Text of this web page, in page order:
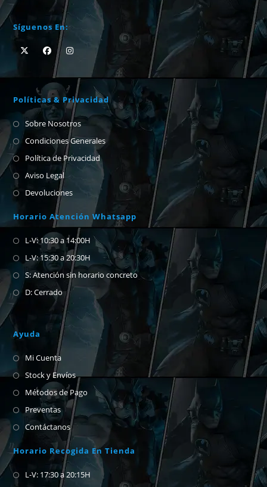
Síguenos En:
Políticas & Privacidad
Sobre Nosotros
Condiciones Generales
Política de Privacidad
Aviso Legal
Devoluciones
Horario Atención Whatsapp
L-V: 10:30 a 14:00H
L-V: 15:30 a 20:30H
S: Atención sin horario concreto
D: Cerrado
Ayuda
Mi Cuenta
Stock y Envíos
Métodos de Pago
Preventas
Contáctanos
Horario Recogida En Tienda
L-V: 17:30 a 20:15H